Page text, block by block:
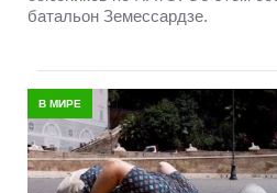
батальон Земессардзе.
В МИРЕ